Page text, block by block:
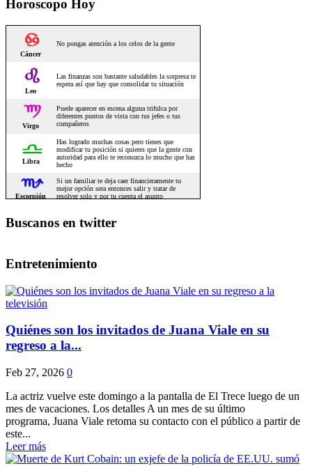
Horoscopo Hoy
Buscanos en twitter
Entretenimiento
Quiénes son los invitados de Juana Viale en su
regreso a la...
Feb 27, 2026 0
La actriz vuelve este domingo a la pantalla de El Trece luego de un
mes de vacaciones. Los detalles A un mes de su último
programa, Juana Viale retoma su contacto con el público a partir de
este...
Leer más